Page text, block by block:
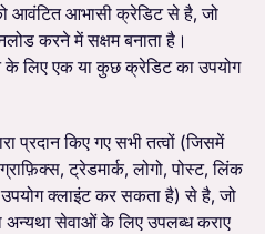
आवंटित आभासी क्रेडिट से है, जो
करने में सक्षम बनाता है।
के लिए एक या कुछ क्रेडिट का उपयोग
प्रदान किए गए सभी तत्वों (जिसमें
ट्रेडमार्क, लोगो, पोस्ट, लिंक
उपयोग क्लाइंट कर सकता है) से है, जो
सेवाओं के लिए उपलब्ध कराए